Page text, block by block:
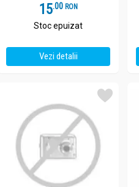
15.0 RON
Stoc epuizat
Vezi detalii